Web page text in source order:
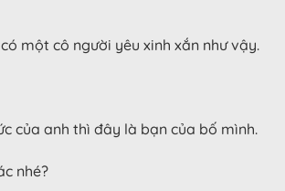
một cô người yêu xinh xắn như vậy.
của anh thì đây là bạn của bố mình.
nhé?